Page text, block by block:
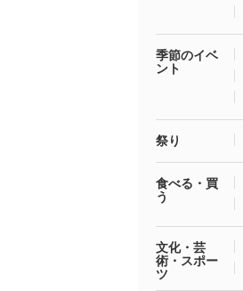
季節のイベ
ント
祭り
食べる・買
う
文化・芸
術・スポー
ツ